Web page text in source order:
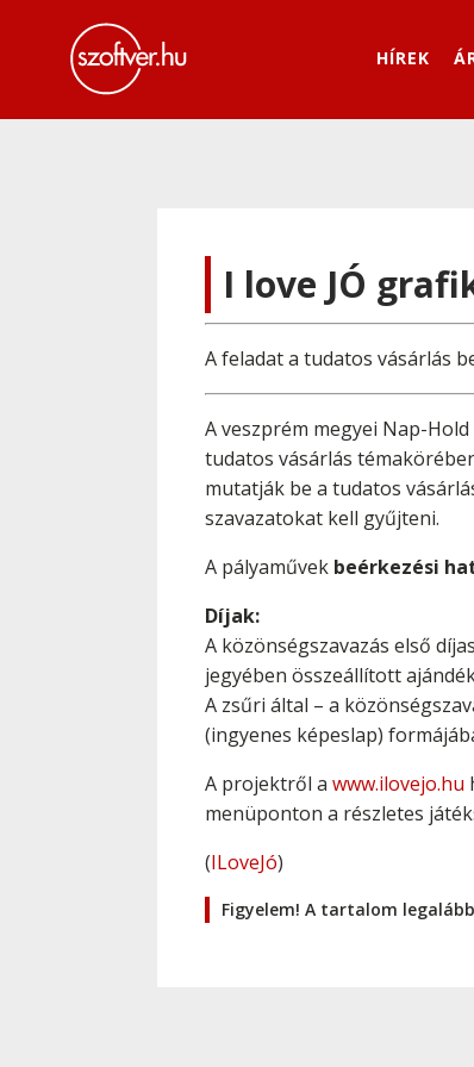
HÍREK
I love JÓ
A feladat a tudatos vásárlás
A veszprém megyei Nap-Hold
tudatos vásárlás
mutatják be a tudatos
szavazatokat kell gyűjteni.
A pályaművek beérkezési
Díjak:
A közönségszavazás első
jegyében összeállított
A zsűri által – a
(ingyenes képeslap)
A projektről a www.ilovejo.hu
menüponton a részletes
(ILoveJó)
Figyelem! A tartalom